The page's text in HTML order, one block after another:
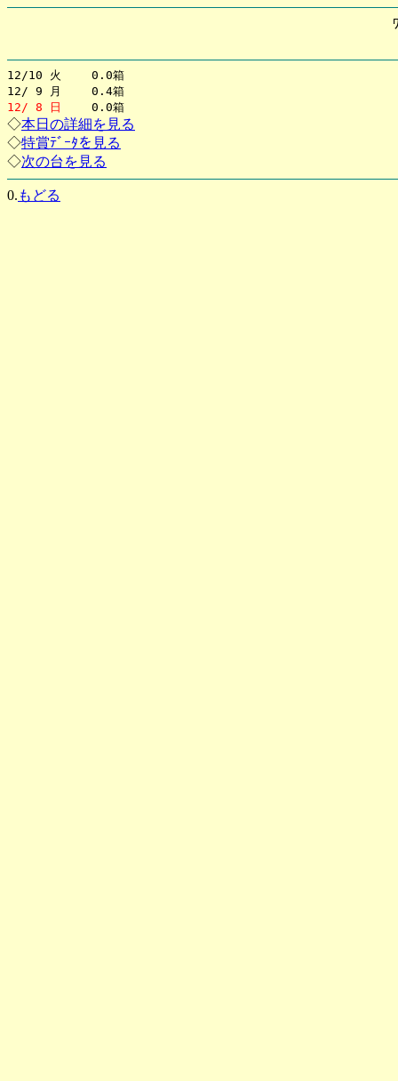
12/10 火 0.0箱
12/ 9 月 0.4箱
12/ 8 日
0.0箱
◇本日の詳細を見る
◇特賞ﾃﾞｰﾀを見る
◇次の台を見る
0. もどる